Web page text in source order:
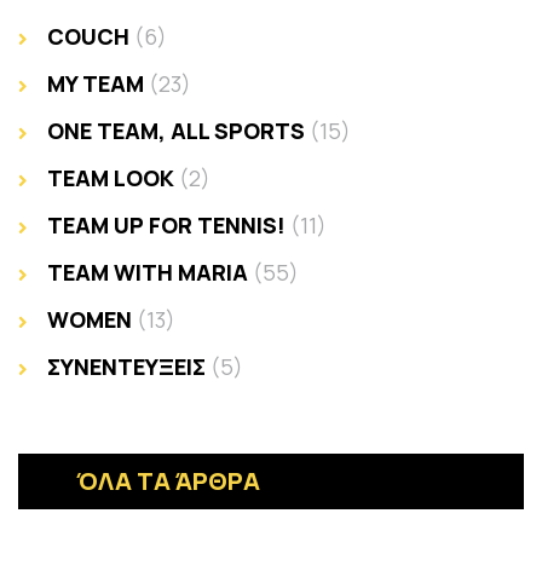
COUCH (6)
MY TEAM (23)
ONE TEAM, ALL SPORTS (15)
TEAM LOOK (2)
TEAM UP FOR TENNIS! (11)
TEAM WITH MARIA (55)
WOMEN (13)
ΣΥΝΕΝΤΕΥΞΕΙΣ (5)
ΌΛΑ ΤΑ ΆΡΘΡΑ